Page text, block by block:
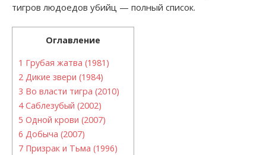
тигров людоедов убийц — полный список.
Оглавление
1 Грубая жатва (1981)
2 Дикие звери (1984)
3 Во власти тигра (2010)
4Саблезубый (2002)
5 Одной крови (2007)
6 Добыча (2007)
7 Призрак и Тьма (1996)